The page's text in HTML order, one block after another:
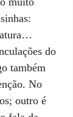
do
também
No
outro é